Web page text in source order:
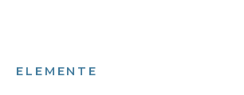
ELEMENTE